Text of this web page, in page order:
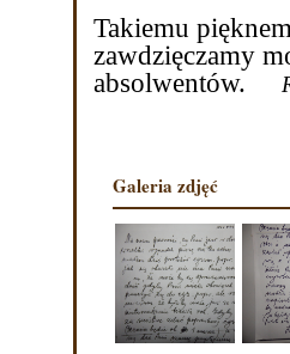
Takiemu
zawdzięczamy
absolwentów.
Galeria zdjęć